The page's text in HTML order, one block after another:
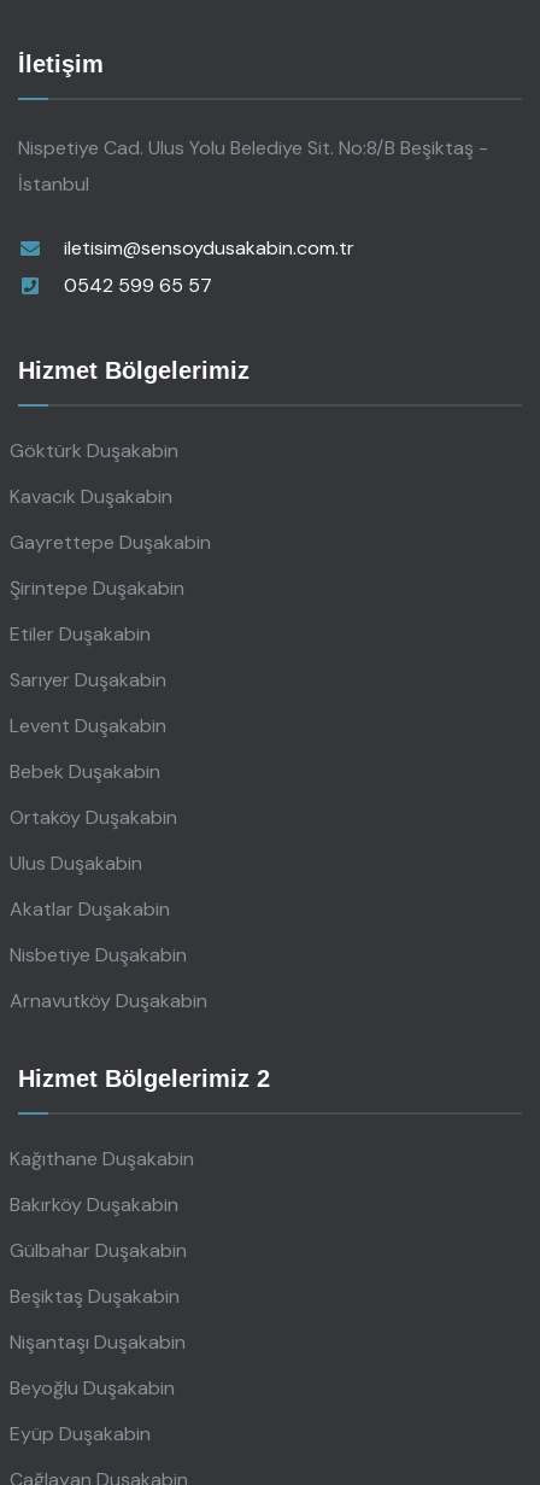
İletişim
Nispetiye Cad. Ulus Yolu Belediye Sit. No:8/B Beşiktaş -
İstanbul
iletisim@sensoydusakabin.com.tr
0542 599 65 57
Hizmet Bölgelerimiz
Göktürk Duşakabin
Kavacık Duşakabin
Gayrettepe Duşakabin
Şirintepe Duşakabin
Etiler Duşakabin
Sarıyer Duşakabin
Levent Duşakabin
Bebek Duşakabin
Ortaköy Duşakabin
Ulus Duşakabin
Akatlar Duşakabin
Nisbetiye Duşakabin
Arnavutköy Duşakabin
Hizmet Bölgelerimiz 2
Kağıthane Duşakabin
Bakırköy Duşakabin
Gülbahar Duşakabin
Beşiktaş Duşakabin
Nişantaşı Duşakabin
Beyoğlu Duşakabin
Eyüp Duşakabin
Çağlayan Duşakabin